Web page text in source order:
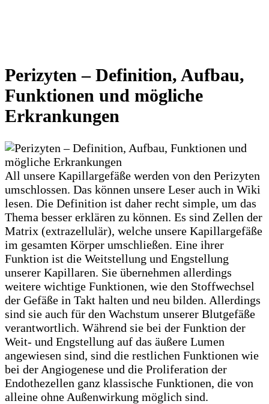
Perizyten – Definition, Aufbau,
Funktionen und mögliche
Erkrankungen
All unsere Kapillargefäße werden von den Perizyten
umschlossen. Das können unsere Leser auch in Wiki
lesen. Die Definition ist daher recht simple, um das
Thema besser erklären zu können. Es sind Zellen der
Matrix (extrazellulär), welche unsere Kapillargefäße
im gesamten Körper umschließen. Eine ihrer
Funktion ist die Weitstellung und Engstellung
unserer Kapillaren. Sie übernehmen allerdings
weitere wichtige Funktionen, wie den Stoffwechsel
der Gefäße in Takt halten und neu bilden. Allerdings
sind sie auch für den Wachstum unserer Blutgefäße
verantwortlich. Während sie bei der Funktion der
Weit- und Engstellung auf das äußere Lumen
angewiesen sind, sind die restlichen Funktionen wie
bei der Angiogenese und die Proliferation der
Endothezellen ganz klassische Funktionen, die von
alleine ohne Außenwirkung möglich sind.